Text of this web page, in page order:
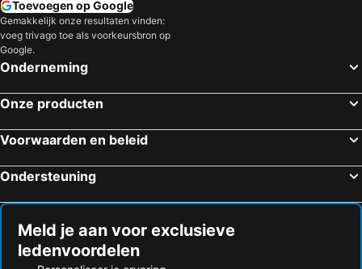
Toevoegen op Google
Gemakkelijk onze resultaten vinden:
voeg trivago toe als voorkeursbron op
Google.
Onderneming
Onze producten
Voorwaarden en beleid
Ondersteuning
Meld je aan voor exclusieve
ledenvoordelen